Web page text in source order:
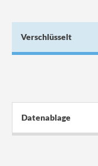
Verschlüsselt
Datenablage